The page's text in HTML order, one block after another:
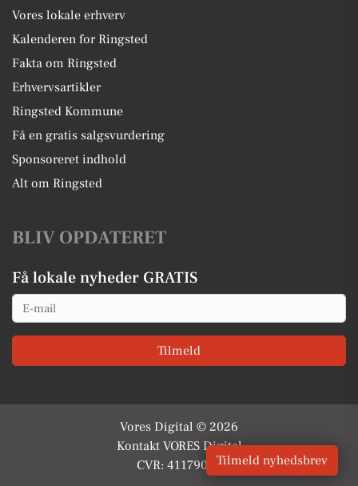
Vores lokale erhverv
Kalenderen for Ringsted
Fakta om Ringsted
Erhvervsartikler
Ringsted Kommune
Få en gratis salgsvurdering
Sponsoreret indhold
Alt om Ringsted
BLIV OPDATERET
Få lokale nyheder GRATIS
Email
Tilmeld
Vores Digital © 2026
Kontakt VORES Digital
CVR: 41179082Tilmeld nyhedsbrev